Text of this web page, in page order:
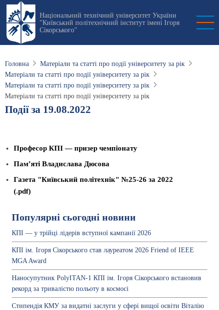
Перейти
основного
вмісту
Національний технічний університет України
"Київський політехнічний інститут імені Ігоря
Сікорського"
Головна
Матеріали та статті про події університету за рік
Матеріали та статті про події університету за рік
Матеріали та статті про події університету за рік
Матеріали та статті про події університету за рік
Події за 19.08.2022
Професор КПІ — призер чемпіонату
Памʼяті Владислава Дюсова
Газета "Київський політехнік" №25-26 за 2022
(.pdf)
Популярні сьогодні новини
КПІ — у трійці лідерів вступної кампанії 2026
КПІ ім. Ігоря Сікорського став лауреатом 2026 Friend of IEEE
MGA Award
Наносупутник PolyITAN-1 КПІ ім. Ігоря Сікорського встановив
рекорд за тривалістю польоту в космосі
Стипендія КМУ за видатні заслуги у сфері вищої освіти Віталію